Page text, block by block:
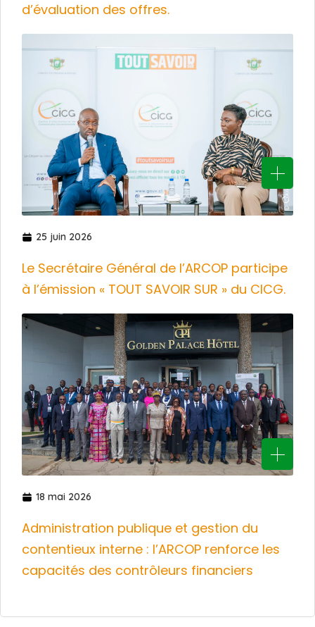
d’évaluation des offres.
25 juin 2026
Le Secrétaire Général de l’ARCOP participe
à l’émission « TOUT SAVOIR SUR » du CICG.
18 mai 2026
Administration publique et gestion du
contentieux interne : l’ARCOP renforce les
capacités des contrôleurs financiers